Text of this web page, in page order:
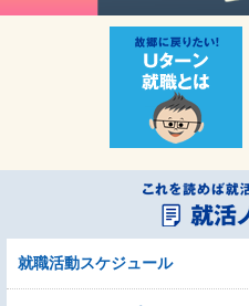
就職活動スケジュール